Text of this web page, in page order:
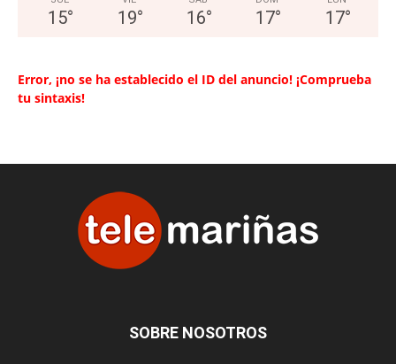
15° 19° 16° 17° 17°
Error, ¡no se ha establecido el ID del anuncio! ¡Comprueba
tu sintaxis!
SOBRE NOSOTROS